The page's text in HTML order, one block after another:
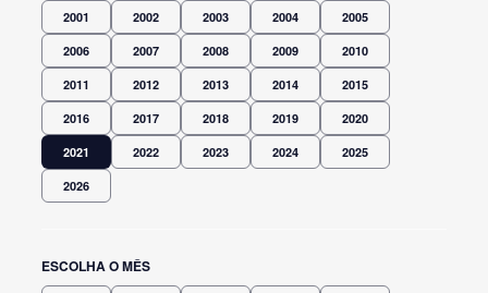
2001 2002 2003 2004 2005
2006 2007 2008 2009 2010
2011 2012 2013 2014 2015
2016 2017 2018 2019 2020
2021 2022 2023 2024 2025
2026
ESCOLHA O MÊS